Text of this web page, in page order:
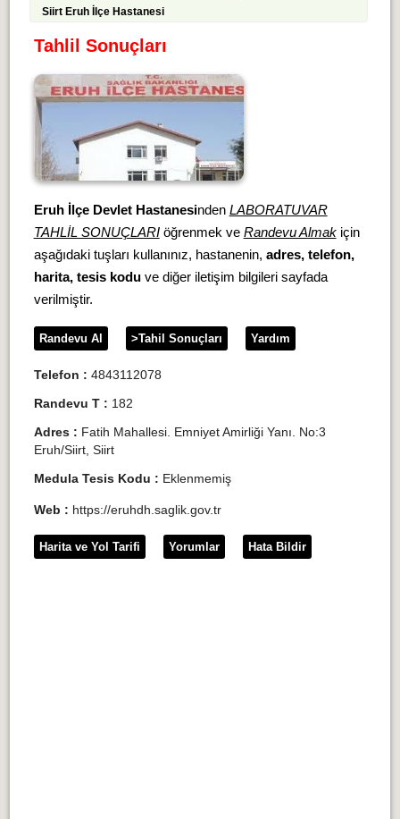
Siirt Eruh İlçe Hastanesi
Tahlil Sonuçları
Eruh İlçe Devlet Hastanesinden LABORATUVAR
TAHLİL SONUÇLARIöğrenmek ve Randevu Almakiçin
aşağıdaki tuşları kullanınız, hastanenin, adres, telefon,
harita, tesis koduve diğer iletişim bilgileri sayfada
verilmiştir.
Randevu Al >Tahil Sonuçları Yardım
Telefon : 4843112078
Randevu T : 182
Adres : Fatih Mahallesi. Emniyet Amirliği Yanı. No:3
Eruh/Siirt, Siirt
Medula Tesis Kodu : Eklenmemiş
Web : https://eruhdh.saglik.gov.tr
Harita ve Yol Tarifi Yorumlar Hata Bildir